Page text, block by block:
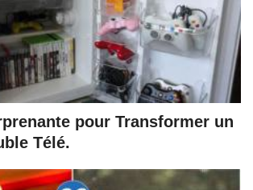
pour Transformer un
Télé.